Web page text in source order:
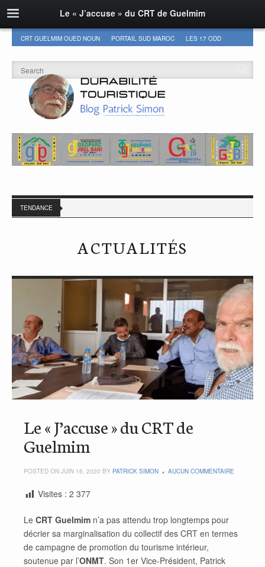
Le « J’accuse » du CRT de Guelmim
CRT GUELMIM OUED NOUN PORTAIL SUD MAROC
LES 17 ODD
TENDANCE
ACTUALITÉS
Le « J’accuse » du CRT de
Guelmim
POSTED ON JUIN 16, 2020 BY PATRICK SIMON AUCUN COMMENTAIRE
Visites : 2 377
Le CRT Guelmim n’a pas attendu trop longtemps pour
décrier sa marginalisation du collectif des CRT en termes
de campagne de promotion du tourisme intérieur,
soutenue par l’ONMT. Son 1er Vice-Président, Patrick